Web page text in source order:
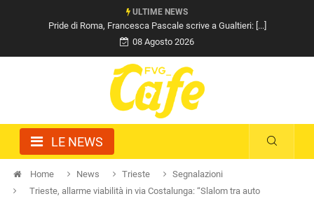
ULTIME NEWS
Pride di Roma, Francesca Pascale scrive a Gualtieri: [...]
08 Agosto 2026
LE NEWS
Home News Trieste
Segnalazioni
Trieste, allarme viabilità in via Costalunga: “Slalom tra auto